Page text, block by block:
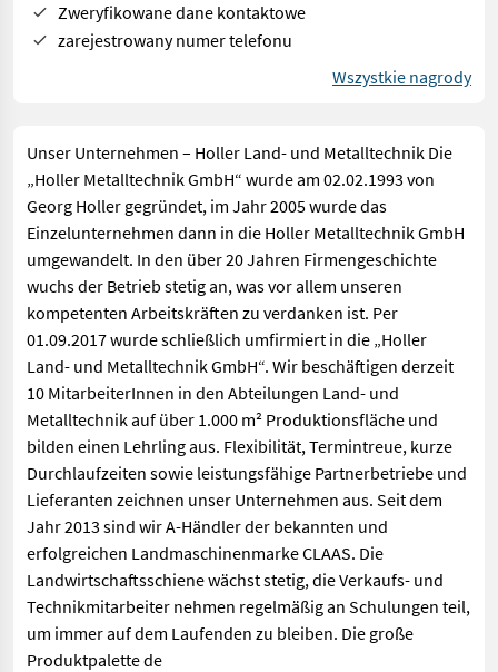
Zweryfikowane dane kontaktowe
zarejestrowany numer telefonu
Wszystkie nagrody
Unser Unternehmen – Holler Land- und Metalltechnik Die
„Holler Metalltechnik GmbH“ wurde am 02.02.1993 von
Georg Holler gegründet, im Jahr 2005 wurde das
Einzelunternehmen dann in die Holler Metalltechnik GmbH
umgewandelt. In den über 20 Jahren Firmengeschichte
wuchs der Betrieb stetig an, was vor allem unseren
kompetenten Arbeitskräften zu verdanken ist. Per
01.09.2017 wurde schließlich umfirmiert in die „Holler
Land- und Metalltechnik GmbH“. Wir beschäftigen derzeit
10 MitarbeiterInnen in den Abteilungen Land- und
Metalltechnik auf über 1.000 m² Produktionsfläche und
bilden einen Lehrling aus. Flexibilität, Termintreue, kurze
Durchlaufzeiten sowie leistungsfähige Partnerbetriebe und
Lieferanten zeichnen unser Unternehmen aus. Seit dem
Jahr 2013 sind wir A-Händler der bekannten und
erfolgreichen Landmaschinenmarke CLAAS. Die
Landwirtschaftsschiene wächst stetig, die Verkaufs- und
Technikmitarbeiter nehmen regelmäßig an Schulungen teil,
um immer auf dem Laufenden zu bleiben. Die große
Produktpalette de